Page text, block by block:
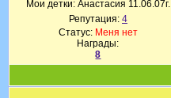
Мои детки: Анастасия 11.06.07г.
Репутация: 4
Статус: Меня нет
Награды:
8